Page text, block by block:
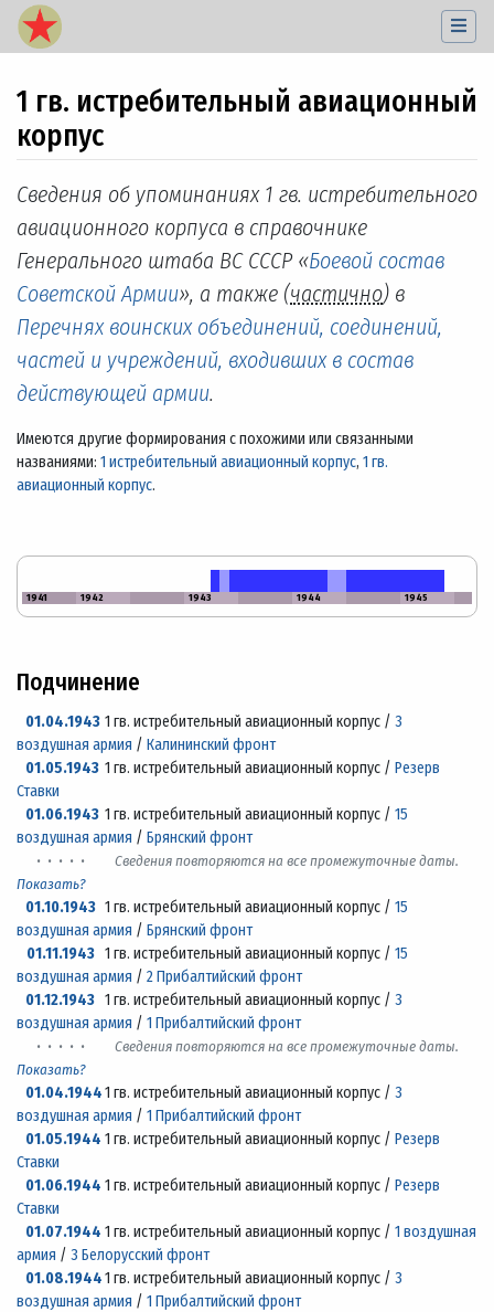
1 гв. истребительный авиационный
корпус
Перейти к:навигация,поиск
Сведения об упоминаниях 1 гв. истребительного
авиационного корпуса в справочнике
Генерального штаба ВС СССР «Боевой состав
Советской Армии», а также (частично) в
Перечнях воинских объединений, соединений,
частей и учреждений, входивших в состав
действующей армии.
Имеются другие формирования с похожими или связанными
названиями: 1 истребительный авиационный корпус, 1 гв.
авиационный корпус.
1941 1942 1943 1944 1945
Подчинение
01.04.19431 гв. истребительный авиационный корпус /3
воздушная армия / Калининский фронт
01.05.19431 гв. истребительный авиационный корпус /Резерв
Ставки
01.06.19431 гв. истребительный авиационный корпус /15
воздушная армия / Брянский фронт
· · · · ·
Сведения повторяются на все промежуточные даты.
Показать?
01.10.19431 гв. истребительный авиационный корпус /15
воздушная армия / Брянский фронт
01.11.1943 1 гв. истребительный авиационный корпус /15
воздушная армия / 2 Прибалтийский фронт
01.12.1943 1 гв. истребительный авиационный корпус /3
воздушная армия / 1 Прибалтийский фронт
· · · · ·
Сведения повторяются на все промежуточные даты.
Показать?
01.04.19441 гв. истребительный авиационный корпус /3
воздушная армия / 1 Прибалтийский фронт
01.05.19441 гв. истребительный авиационный корпус /Резерв
Ставки
01.06.19441 гв. истребительный авиационный корпус /Резерв
Ставки
01.07.19441 гв. истребительный авиационный корпус /1 воздушная
армия / 3 Белорусский фронт
01.08.19441 гв. истребительный авиационный корпус /3
воздушная армия / 1 Прибалтийский фронт